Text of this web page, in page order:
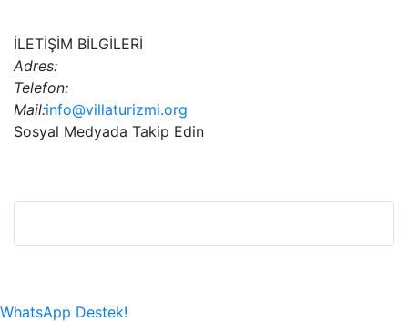
İLETİŞİM BİLGİLERİ
Adres:
Telefon:
Mail:info@villaturizmi.org
Sosyal Medyada Takip Edin
WhatsApp Destek!